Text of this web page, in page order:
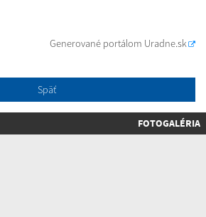
Generované portálom Uradne.sk
Späť
FOTOGALÉRIA